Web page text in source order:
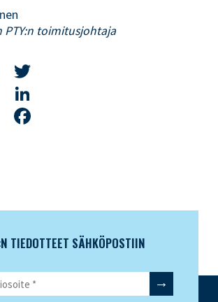
PTY:n toimitusjohtaja
Twitter
LinkedIn
TIEDOTTEET SÄHKÖPOSTIIN